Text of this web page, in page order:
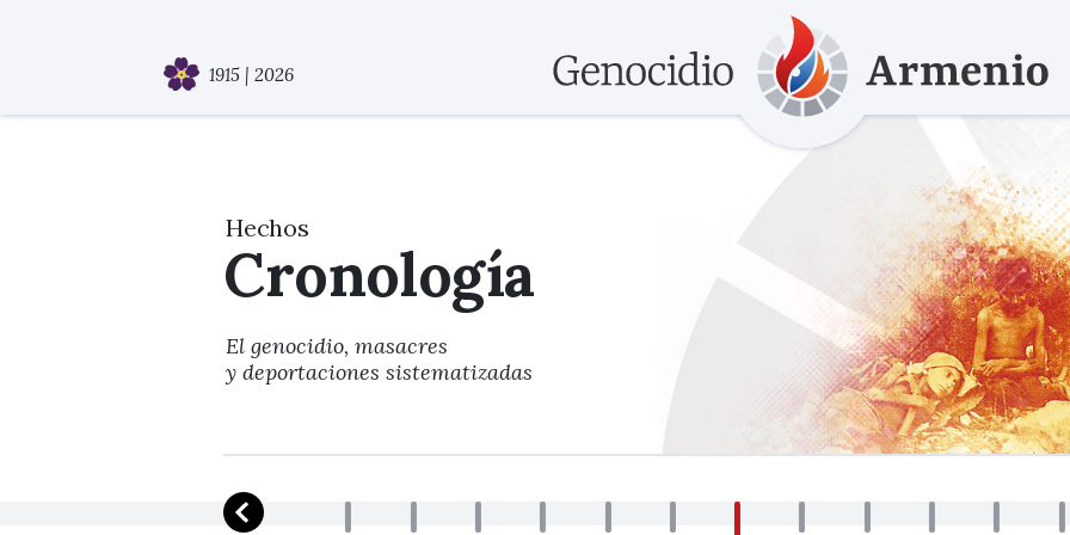
1915 | 2026
Hechos
Cronología
El genocidio, masacres
y deportaciones sistematizadas